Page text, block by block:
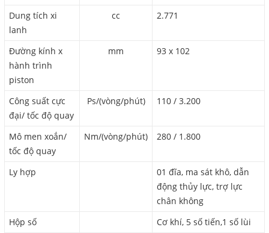
Dung tích xi
lanh
cc 2.771
Đường kính x
hành trình
piston
mm 93 x 102
Công suất cực
đại/ tốc độ quay
Ps/(vòng/phút) 110 / 3.200
Mô men xoắn/
tốc độ quay
Nm/(vòng/phút) 280 / 1.800
Ly hợp
01 đĩa, ma sát khô, dẫn
động thủy lực, trợ lực
chân không
Hộp số
Cơ khí, 5 số tiến,1 số lùi